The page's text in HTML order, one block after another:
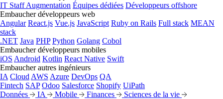
IT Staff Augmentation Équipes dédiées Développeurs offshore
Embaucher développeurs web
Angular React.js Vue.js JavaScript Ruby on Rails Full stack MEAN
stack
.NET Java PHP Python Golang Cobol
Embaucher développeurs mobiles
iOS Android Kotlin React Native Swift
Embaucher autres ingénieurs
IA Cloud AWS Azure DevOps QA
Fintech SAP Odoo Salesforce Shopify UiPath
Données
IA Mobile Finances Sciences de la vie